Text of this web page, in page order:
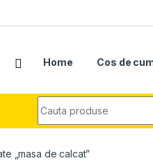
Home Cos de
„masa de calcat”